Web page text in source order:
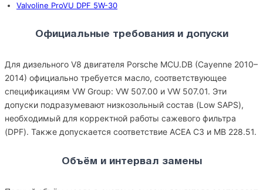
Valvoline ProVU DPF 5W-30
Официальные требования и допуски
Для дизельного V8 двигателя Porsche MCU.DB (Cayenne 2010–
2014) официально требуется масло, соответствующее
спецификациям VW Group: VW 507.00 и VW 507.01. Эти
допуски подразумевают низкозольный состав (Low SAPS),
необходимый для корректной работы сажевого фильтра
(DPF). Также допускается соответствие ACEA C3 и MB 228.51.
Объём и интервал замены